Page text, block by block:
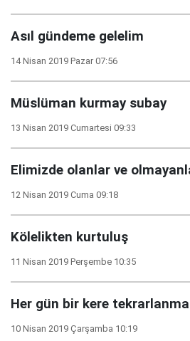
Asıl gündeme gelelim
14 Nisan 2019 Pazar 07:56
Müslüman kurmay subay
13 Nisan 2019 Cumartesi 09:33
Elimizde olanlar ve
12 Nisan 2019 Cuma 09:18
Kölelikten kurtuluş
11 Nisan 2019 Perşembe 10:35
Her gün bir kere
10 Nisan 2019 Çarşamba 10:19